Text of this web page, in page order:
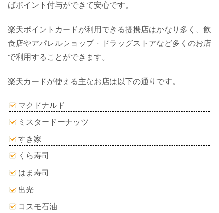
ばポイント付与ができて安心です。
楽天ポイントカードが利用できる提携店はかなり多く、飲
食店やアパレルショップ・ドラッグストアなど多くのお店
で利用することができます。
楽天カードが使える主なお店は以下の通りです。
マクドナルド
ミスタードーナッツ
すき家
くら寿司
はま寿司
出光
コスモ石油